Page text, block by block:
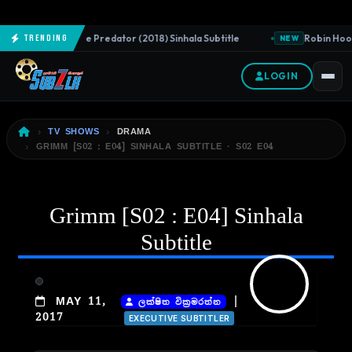
Trending
NEW The Predator (2018) Sinhala Subtitle NEW Robin
LOGIN
TV SHOWS
DRAMA
GRIMM [S02 : E04] SINHALA SUBTITLE · S02 E04
Grimm [S02 : E04] Sinhala
Subtitle
MAY 11,
2017
ලක්ෂිත වික්‍රමරත්න
EXECUTIVE SUBTITLER